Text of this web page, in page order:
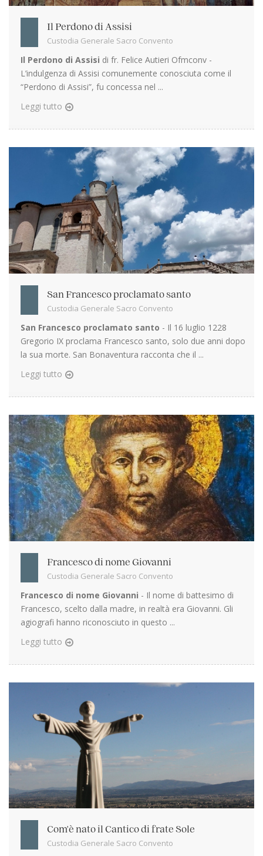
Il Perdono di Assisi
Custodia Generale Sacro Convento
Il Perdono di Assisi di fr. Felice Autieri Ofmconv -
L’indulgenza di Assisi comunemente conosciuta come il
“Perdono di Assisi”, fu concessa nel ...
Leggi tutto
San Francesco proclamato santo
Custodia Generale Sacro Convento
San Francesco proclamato santo - Il 16 luglio 1228
Gregorio IX proclama Francesco santo, solo due anni dopo
la sua morte. San Bonaventura racconta che il ...
Leggi tutto
Francesco di nome Giovanni
Custodia Generale Sacro Convento
Francesco di nome Giovanni - Il nome di battesimo di
Francesco, scelto dalla madre, in realtà era Giovanni. Gli
agiografi hanno riconosciuto in questo ...
Leggi tutto
Com'è nato il Cantico di frate Sole
Custodia Generale Sacro Convento